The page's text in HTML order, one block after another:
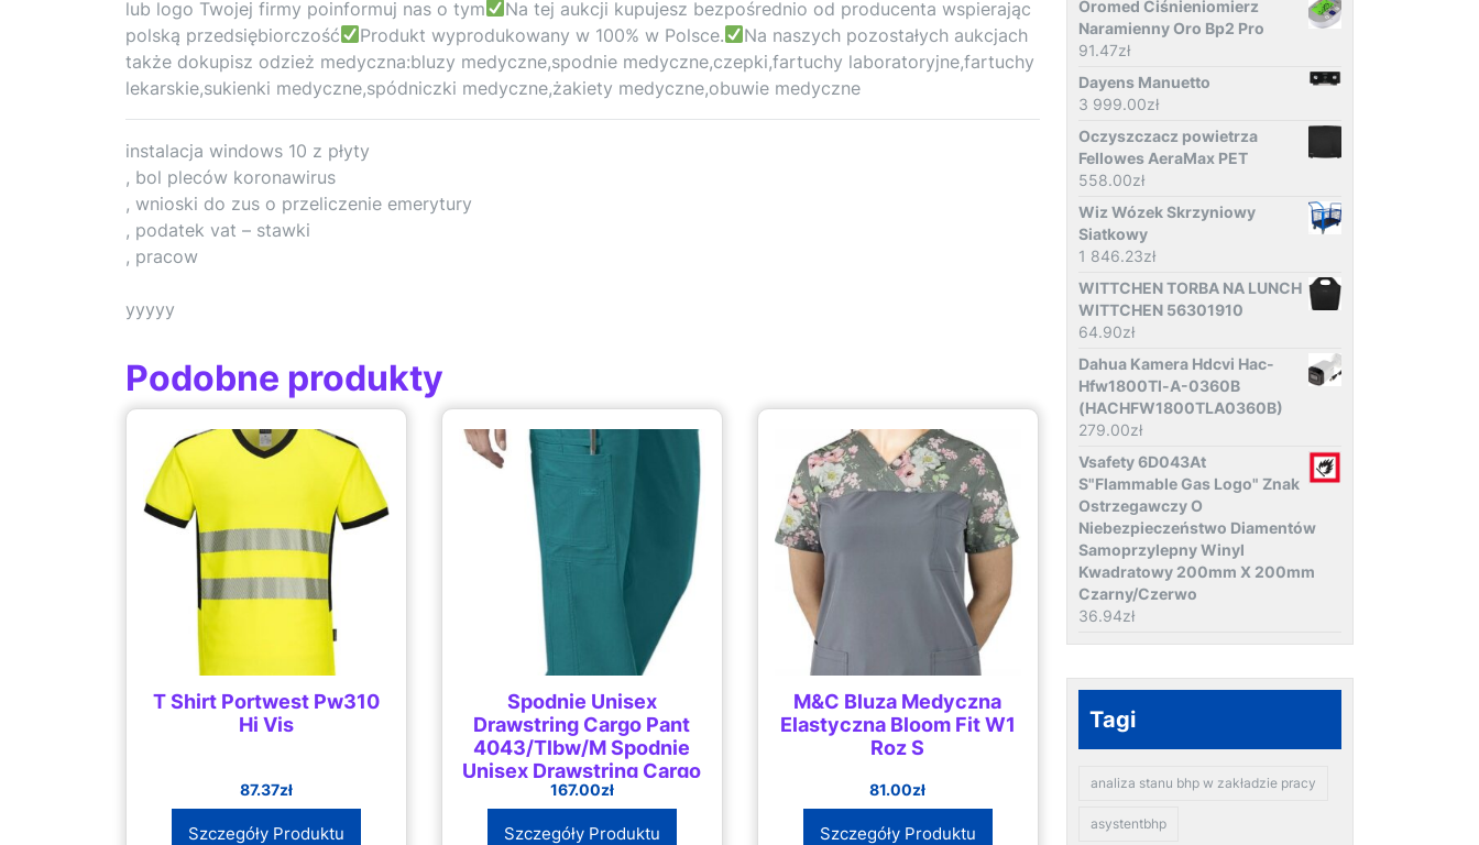
lub logo Twojej firmy poinformuj nas o tym
Na tej aukcji kupujesz bezpośrednio od producenta wspierając
polską przedsiębiorczość
Produkt wyprodukowany w 100% w Polsce.
Na naszych pozostałych aukcjach
także dokupisz odzież medyczna:bluzy medyczne,spodnie medyczne,czepki,fartuchy laboratoryjne,fartuchy
lekarskie,sukienki medyczne,spódniczki medyczne,żakiety medyczne,obuwie medyczne
instalacja windows 10 z płyty
, bol pleców koronawirus
, wnioski do zus o przeliczenie emerytury
, podatek vat – stawki
, pracow
yyyyy
Podobne produkty
T Shirt Portwest Pw310
Hi Vis
87.37zł
Szczegóły Produktu
Spodnie Unisex
Drawstring Cargo Pant
4043/Tlbw/M Spodnie
Unisex Drawstring Cargo
Pant
167.00zł
Szczegóły Produktu
M&C Bluza Medyczna
Elastyczna Bloom Fit W1
Roz S
81.00zł
Szczegóły Produktu
Oromed Ciśnieniomierz
Naramienny Oro Bp2 Pro
91.47zł
Dayens Manuetto
3 999.00zł
Oczyszczacz powietrza
Fellowes AeraMax PET
558.00zł
Wiz Wózek Skrzyniowy
Siatkowy
1 846.23zł
WITTCHEN TORBA NA LUNCH
WITTCHEN 56301910
64.90zł
Dahua Kamera Hdcvi Hac-
Hfw1800Tl-A-0360B
(HACHFW1800TLA0360B)
279.00zł
Vsafety 6D043At
S"Flammable Gas Logo" Znak
Ostrzegawczy O
Niebezpieczeństwo Diamentów
Samoprzylepny Winyl
Kwadratowy 200mm X 200mm
Czarny/Czerwo
36.94zł
Tagi
analiza stanu bhp w zakładzie pracy
asystentbhp